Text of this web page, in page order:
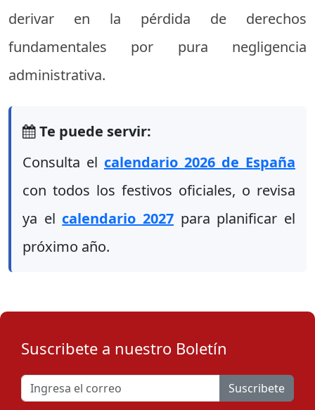
derivar en la pérdida de derechos
fundamentales por pura negligencia
administrativa.
Te puede servir:
Consulta el calendario 2026 de España
con todos los festivos oficiales, o revisa
ya el calendario 2027 para planificar el
próximo año.
Suscribete a nuestro Boletín
Suscribete